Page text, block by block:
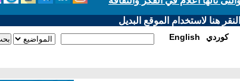
هنا لاستخدام الموقع البديل
English كوردي